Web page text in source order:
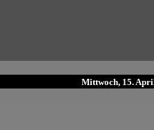
Mittwoch, 15.